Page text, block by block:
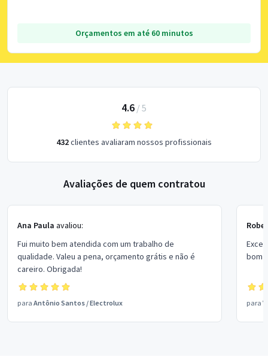
Orçamentos em até 60 minutos
4.6 / 5
432clientes avaliaram nossos profissionais
Avaliações de quem contratou
Ana Paula avaliou:
Fui muito bem atendida com um trabalho de
qualidade. Valeu a pena, orçamento grátis e não é
careiro. Obrigada!
para Antônio Santos /Electrolux
bom
para